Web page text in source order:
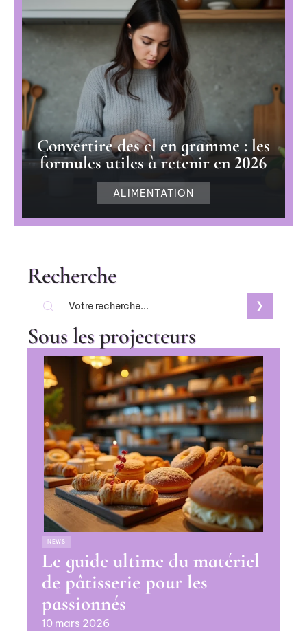
Convertire des cl en gramme : les
formules utiles à retenir en 2026
ALIMENTATION
Recherche
Sous les projecteurs
NEWS
Le guide ultime du matériel
de pâtisserie pour les
passionnés
10 mars 2026